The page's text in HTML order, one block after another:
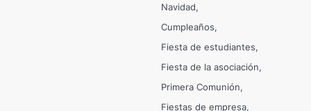
Navidad
Cumpleaños
Fiesta de estudiantes
Fiesta de la asociación
Primera Comunión
Fiestas de empresa